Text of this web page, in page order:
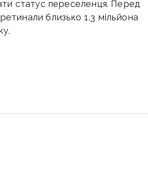
статус переселенця. Перед
близько 1,3 мільйона